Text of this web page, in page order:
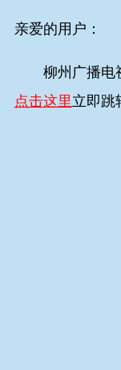
亲爱的用户：
柳州广播电视
点击这里立即跳